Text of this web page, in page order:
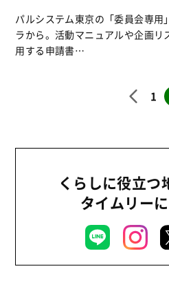
パルシステム東京の「委員会専用
ラから。活動マニュアルや企画
用する申請書…
1
くらしに役立つ
タイムリー